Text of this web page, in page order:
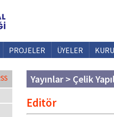
PROJELER ÜYELER
Yayınlar > Çelik
Editör